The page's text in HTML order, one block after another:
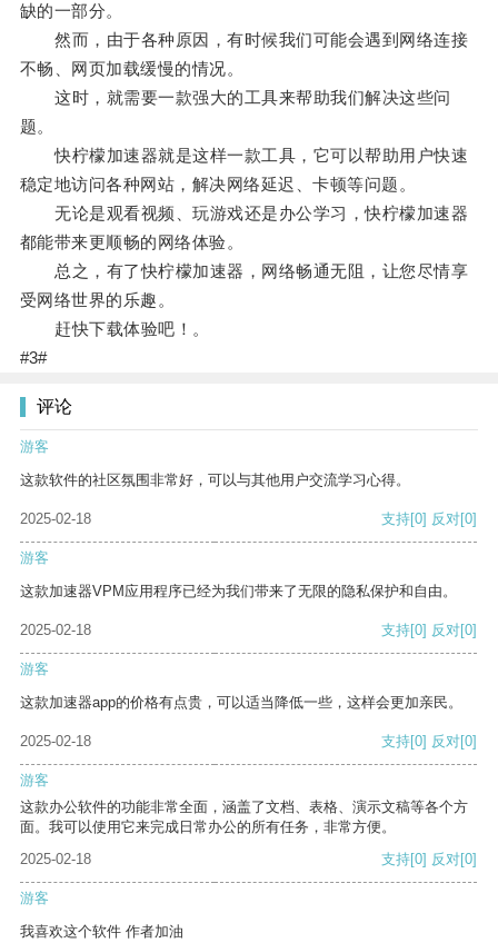
缺的一部分。
然而，由于各种原因，有时候我们可能会遇到网络连接
不畅、网页加载缓慢的情况。
这时，就需要一款强大的工具来帮助我们解决这些问
题。
快柠檬加速器就是这样一款工具，它可以帮助用户快速
稳定地访问各种网站，解决网络延迟、卡顿等问题。
无论是观看视频、玩游戏还是办公学习，快柠檬加速器
都能带来更顺畅的网络体验。
总之，有了快柠檬加速器，网络畅通无阻，让您尽情享
受网络世界的乐趣。
赶快下载体验吧！。
#3#
评论
游客
这款软件的社区氛围非常好，可以与其他用户交流学习心得。
2025-02-18 支持[0] 反对[0]
游客
这款加速器VPM应用程序已经为我们带来了无限的隐私保护和自由。
2025-02-18 支持[0] 反对[0]
游客
这款加速器app的价格有点贵，可以适当降低一些，这样会更加亲民。
2025-02-18 支持[0] 反对[0]
游客
这款办公软件的功能非常全面，涵盖了文档、表格、演示文稿等各个方
面。我可以使用它来完成日常办公的所有任务，非常方便。
2025-02-18
支持[0] 反对[0]
游客
我喜欢这个软件 作者加油